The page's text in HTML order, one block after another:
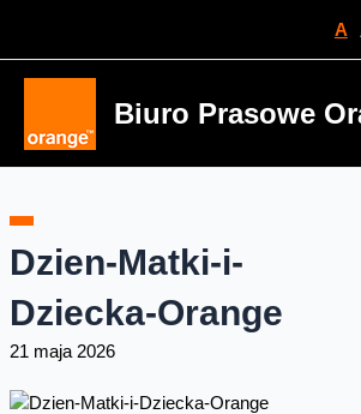
A
Biuro Prasowe
Dzien-Matki-i-
Dziecka-Orange
21 maja 2026